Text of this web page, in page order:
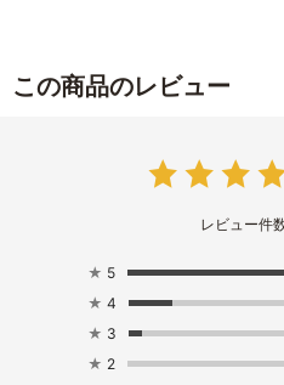
この商品のレビュー
レビュー件
★ 5
★ 4
★ 3
★ 2